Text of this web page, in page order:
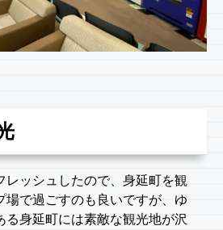
レッシュしたので、身延町を観
場で過ごすのも良いですが、ゆ
る身延町には素敵な観光地が沢